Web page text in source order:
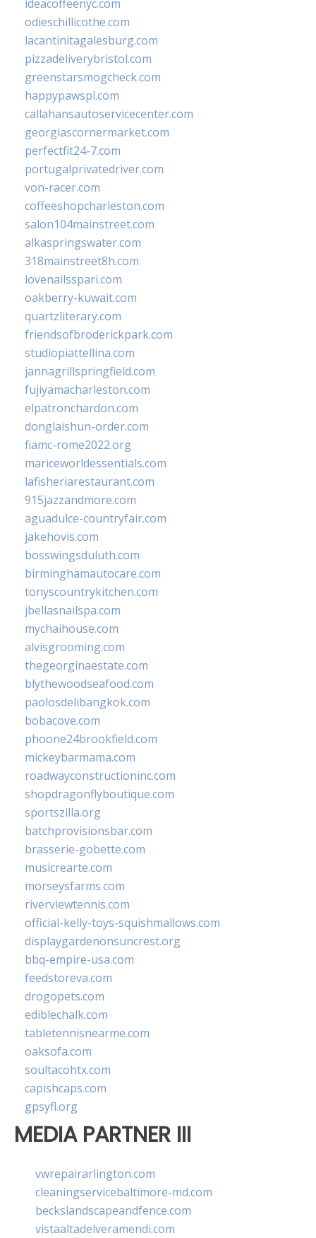
ideacoffeenyc.com
odieschillicothe.com
lacantinitagalesburg.com
pizzadeliverybristol.com
greenstarsmogcheck.com
happypawspl.com
callahansautoservicecenter.com
georgiascornermarket.com
perfectfit24-7.com
portugalprivatedriver.com
von-racer.com
coffeeshopcharleston.com
salon104mainstreet.com
alkaspringswater.com
318mainstreet8h.com
lovenailsspari.com
oakberry-kuwait.com
quartzliterary.com
friendsofbroderickpark.com
studiopiattellina.com
jannagrillspringfield.com
fujiyamacharleston.com
elpatronchardon.com
donglaishun-order.com
fiamc-rome2022.org
mariceworldessentials.com
lafisheriarestaurant.com
915jazzandmore.com
aguadulce-countryfair.com
jakehovis.com
bosswingsduluth.com
birminghamautocare.com
tonyscountrykitchen.com
jbellasnailspa.com
mychaihouse.com
alvisgrooming.com
thegeorginaestate.com
blythewoodseafood.com
paolosdelibangkok.com
bobacove.com
phoone24brookfield.com
mickeybarmama.com
roadwayconstructioninc.com
shopdragonflyboutique.com
sportszilla.org
batchprovisionsbar.com
brasserie-gobette.com
musicrearte.com
morseysfarms.com
riverviewtennis.com
official-kelly-toys-squishmallows.com
displaygardenonsuncrest.org
bbq-empire-usa.com
feedstoreva.com
drogopets.com
ediblechalk.com
tabletennisnearme.com
oaksofa.com
soultacohtx.com
capishcaps.com
gpsyfl.org
MEDIA PARTNER III
vwrepairarlington.com
cleaningservicebaltimore-md.com
beckslandscapeandfence.com
vistaaltadelveramendi.com